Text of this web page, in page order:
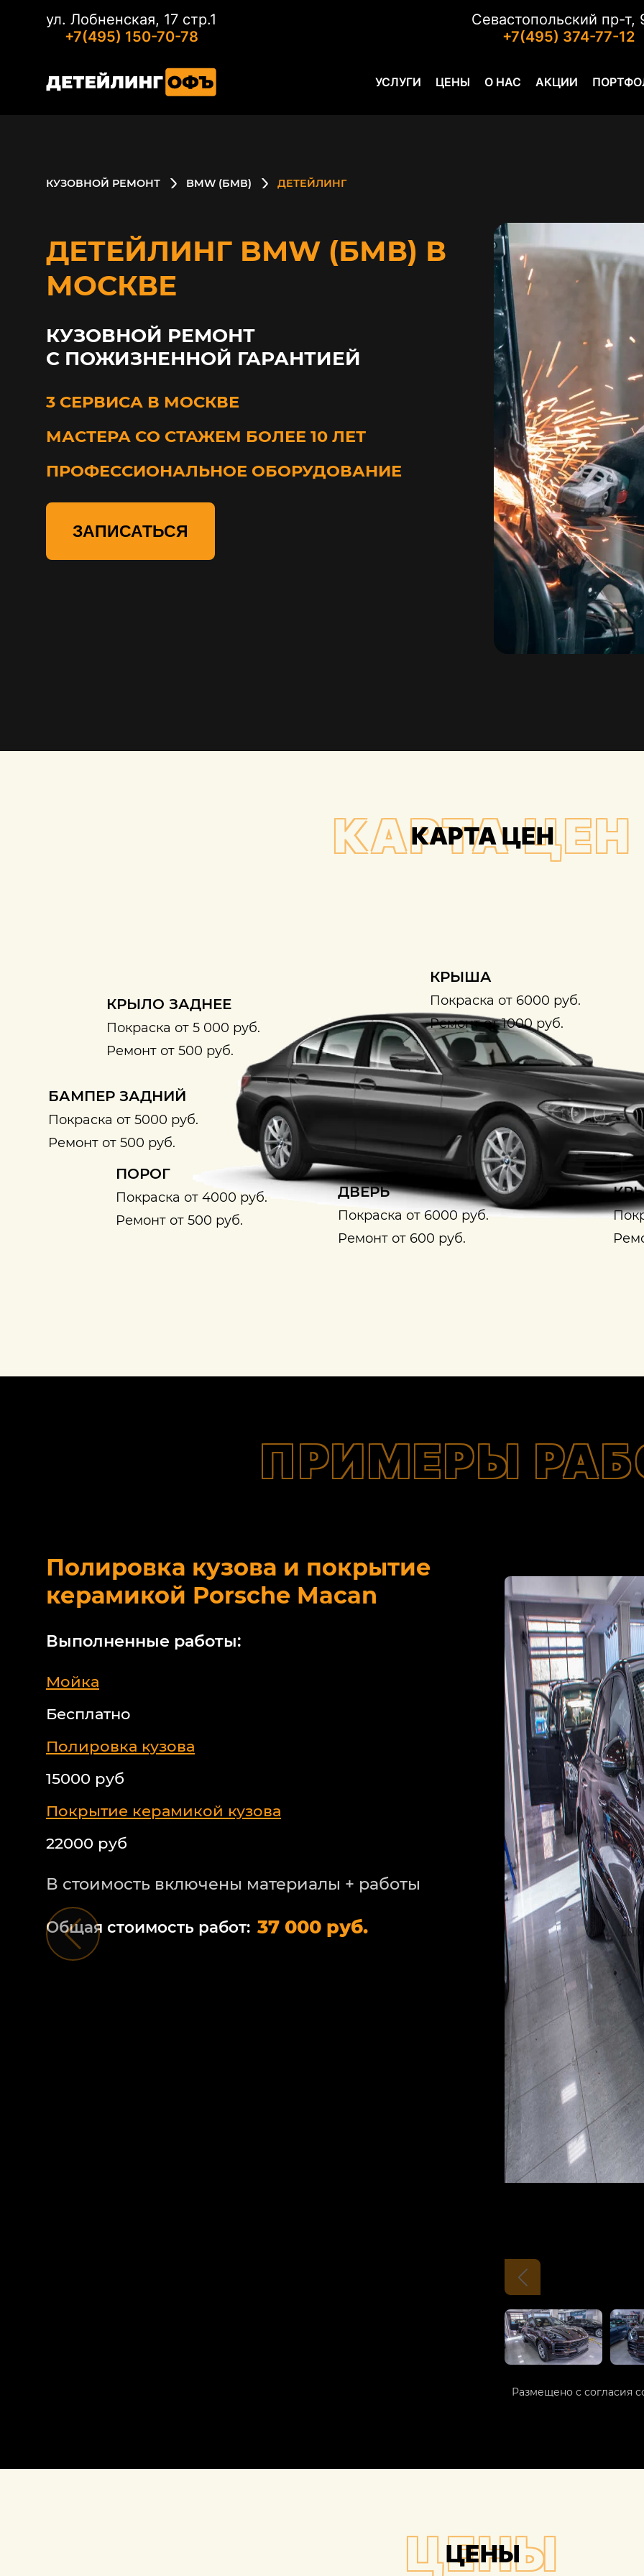
ул. Лобненская, 17 стр.1
+7(495) 150-70-78
Севастопольский пр-т,
+7(495) 374-77-12
УСЛУГИ ЦЕНЫ О НАС АКЦИИ
КУЗОВНОЙ РЕМОНТ BMW (БМВ) ДЕТЕЙЛИНГ
ДЕТЕЙЛИНГ BMW (БМВ) В
МОСКВЕ
КУЗОВНОЙ РЕМОНТ
С ПОЖИЗНЕННОЙ ГАРАНТИЕЙ
3 СЕРВИСА В МОСКВЕ
МАСТЕРА СО СТАЖЕМ БОЛЕЕ 10 ЛЕТ
ПРОФЕССИОНАЛЬНОЕ ОБОРУДОВАНИЕ
ЗАПИСАТЬСЯ
КАРТА ЦЕН
КАРТА ЦЕН
КРЫША
Покраска от 6000 руб.
Ремонт от 1000 руб.
КРЫЛО ЗАДНЕЕ
Покраска от 5 000 руб.
Ремонт от 500 руб.
БАМПЕР ЗАДНИЙ
Покраска от 5000 руб.
Ремонт от 500 руб.
ПОРОГ
Покраска от 4000 руб.
Ремонт от 500 руб.
ДВЕРЬ
Покраска от 6000 руб.
Ремонт от 600 руб.
ПРИМЕРЫ
Полировка кузова и покрытие
керамикой Porsche Macan
Выполненные работы:
Мойка
Бесплатно
Полировка кузова
15000 руб
Покрытие керамикой кузова
22000 руб
В стоимость включены материалы + работы
Общая стоимость работ: 37 000 руб.
Размещено с согласия
ЦЕНЫ
ЦЕНЫ